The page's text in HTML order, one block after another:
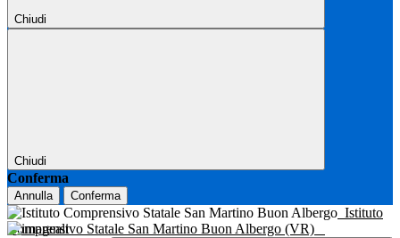
Chiudi
Chiudi
Conferma
Annulla Conferma
Istituto
Comprensivo Statale San Martino Buon Albergo (VR)